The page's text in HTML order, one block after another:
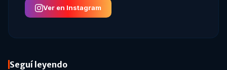
Ver en Instagram
Seguí leyendo